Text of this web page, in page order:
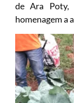
de Ara Poty,
homenagem a